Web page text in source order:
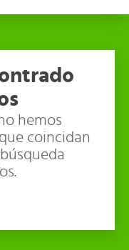
hemos
coincidan